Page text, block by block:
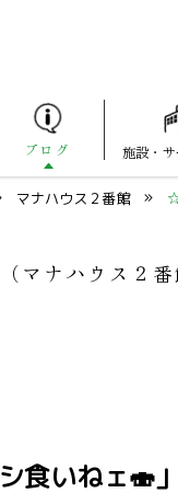
ブログ 施設・ サ
マナ
マナハウス２番館
（マナハウス２番
いねェ🍣」